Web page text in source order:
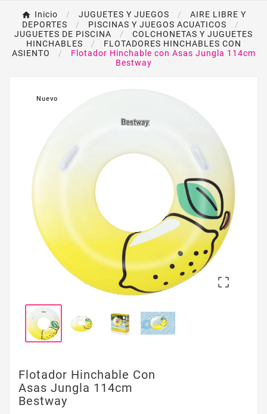
Inicio JUGUETES Y JUEGOS
AIRE LIBRE Y
DEPORTES
PISCINAS Y JUEGOS ACUATICOS
JUGUETES DE PISCINA
COLCHONETAS Y JUGUETES
HINCHABLES
FLOTADORES HINCHABLES CON
ASIENTO
Flotador Hinchable con Asas Jungla 114cm
Bestway
Nuevo

Flotador Hinchable Con
Asas Jungla 114cm
Bestway